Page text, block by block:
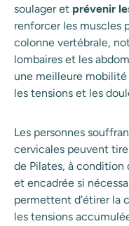
soulager et prévenir
renforcer les muscles
colonne vertébrale,
lombaires et les
une meilleure
les tensions et les
Les personnes
cervicales peuvent
de Pilates, à condition
et encadrée si
permettent d'étirer la
les tensions